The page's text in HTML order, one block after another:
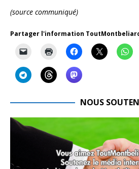
(source communiqué)
Partager l'information
NOUS